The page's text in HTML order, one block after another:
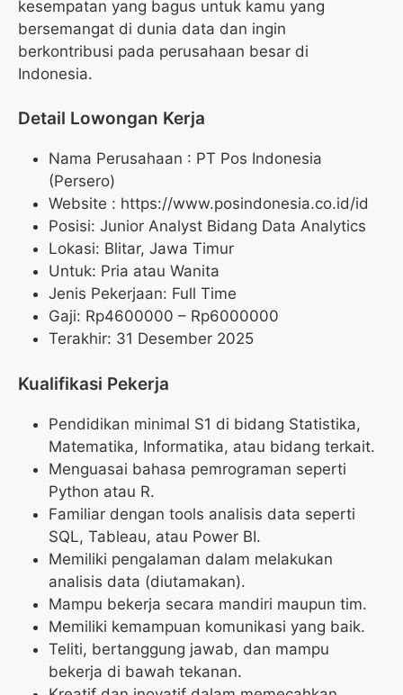
kesempatan yang bagus untuk kamu yang
bersemangat di dunia data dan ingin
berkontribusi pada perusahaan besar di
Indonesia.
Detail Lowongan Kerja
Nama Perusahaan : PT Pos Indonesia
(Persero)
Website : https://www.posindonesia.co.id/id
Posisi: Junior Analyst Bidang Data Analytics
Lokasi: Blitar, Jawa Timur
Untuk: Pria atau Wanita
Jenis Pekerjaan: Full Time
Gaji: Rp4600000 – Rp6000000
Terakhir: 31 Desember 2025
Kualifikasi Pekerja
Pendidikan minimal S1 di bidang Statistika,
Matematika, Informatika, atau bidang terkait.
Menguasai bahasa pemrograman seperti
Python atau R.
Familiar dengan tools analisis data seperti
SQL, Tableau, atau Power BI.
Memiliki pengalaman dalam melakukan
analisis data (diutamakan).
Mampu bekerja secara mandiri maupun tim.
Memiliki kemampuan komunikasi yang baik.
Teliti, bertanggung jawab, dan mampu
bekerja di bawah tekanan.